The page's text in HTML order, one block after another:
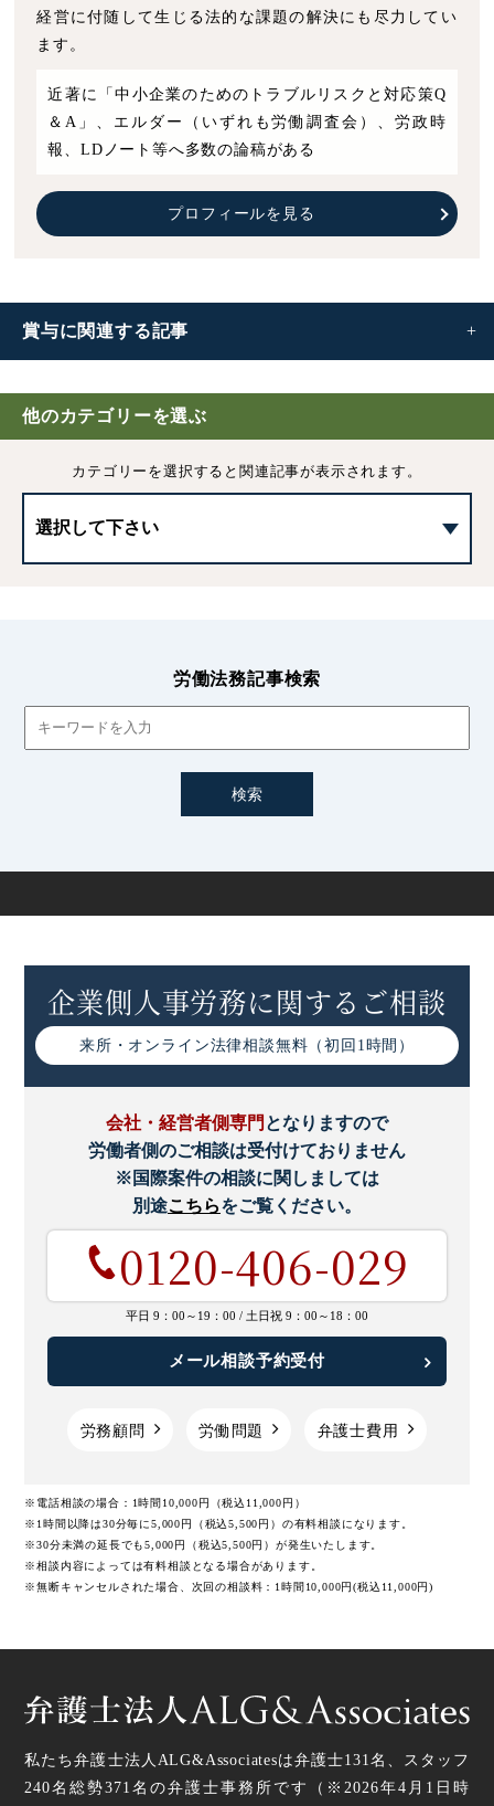
賞与に関連する記事
賞与(ボーナス)とは｜種類や決め方、社会保険料や所得税
の計算方法
賞与の減額（ボーナスカット）と違法性について
支給日在籍要件
他のカテゴリーを選ぶ
カテゴリーを選択すると 関連記事が表示されます。
経営に付随して生じる法的な課題の解決にも尽力してい
ます。
近著に「中小企業のためのトラブルリスクと対応策Q
＆A」、エルダー（いずれも労働調査会）、労政時
報、LDノート等へ多数の論稿がある
プロフィールを見る
労働法務記事検索
企業側人事労務に関するご相談
来所・オンライン法律相談無料（初回1時間）
会社・経営者側専門 となりますので
労働者側のご相談は受付けておりません
※国際案件の相談に関しましては
別途こちらをご覧ください。
0120-406-029
平日 9：00～19：00 / 土日祝 9：00～18：00
メール相談予約受付
労務顧問 労働問題 弁護士費用
※電話相談の場合：1時間10,000円（税込11,000円）
※1時間以降は30分毎に5,000円（税込5,500円）の有料相談になります。
※30分未満の延長でも5,000円（税込5,500円）が発生いたします。
※相談内容によっては有料相談となる場合があります。
※無断キャンセルされた場合、次回の相談料：1時間10,000円(税込11,000円)
私たち弁護士法人ALG&Associatesは弁護士131名、スタッフ
240名総勢371 名の弁護士事務所です（ ※2026年4月1日時